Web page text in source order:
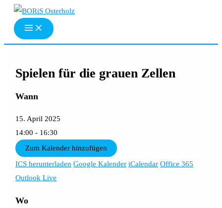
Zum
Inhalt
springen
Spielen für die grauen Zellen
Wann
15. April 2025
14:00 - 16:30
Zum Kalender hinzufügen
ICS herunterladen Google Kalender iCalendar Office 365
Outlook Live
Wo